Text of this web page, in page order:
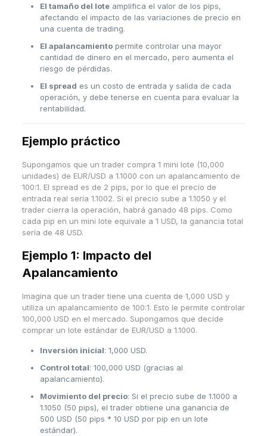
El tamaño del loteamplifica el valor de los pips,
afectando el impacto de las variaciones de precio en
una cuenta de trading.
El apalancamientopermite controlar una mayor
cantidad de dinero en el mercado, pero aumenta el
riesgo de pérdidas.
El spread es un costo de entrada y salida de cada
operación, y debe tenerse en cuenta para evaluar la
rentabilidad.
Ejemplo práctico
Supongamos que un trader compra 1 mini lote (10,000
unidades) de EUR/USD a 1.1000 con un apalancamiento de
100:1. El spread es de 2 pips, por lo que el precio de
entrada real sería 1.1002. Si el precio sube a 1.1050 y el
trader cierra la operación, habrá ganado 48 pips. Como
cada pip en un mini lote equivale a 1 USD, la ganancia total
sería de 48 USD.
Ejemplo 1: Impacto del
Apalancamiento
Imagina que un trader tiene una cuenta de 1,000 USD y
utiliza un apalancamiento de 100:1. Esto le permite controlar
100,000 USD en el mercado. Supongamos que decide
comprar un lote estándar de EUR/USD a 1.1000.
Inversión inicial: 1,000 USD.
Control total: 100,000 USD (gracias al
apalancamiento).
Movimiento del precio: Si el precio sube de 1.1000 a
1.1050 (50 pips), el trader obtiene una ganancia de
500 USD (50 pips * 10 USD por pip en un lote
estándar).